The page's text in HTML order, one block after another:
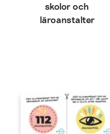
skolor och
läroanstalter